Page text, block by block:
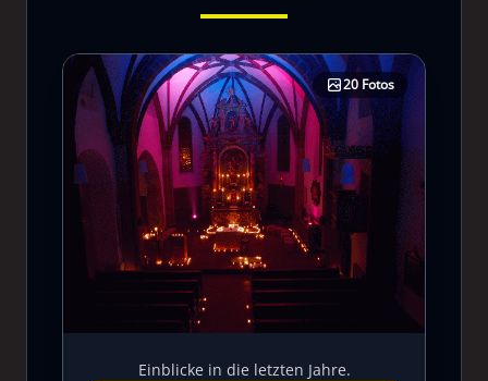
20 Fotos
Einblicke in die letzten Jahre.